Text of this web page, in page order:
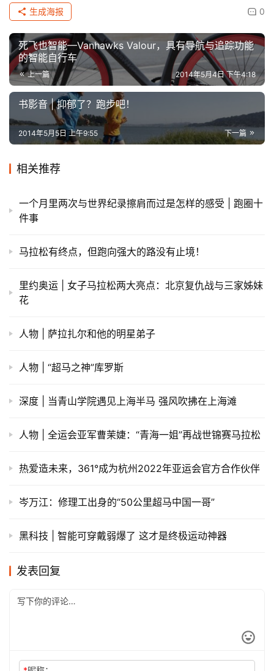
0
生成海报
死飞也智能—Vanhawks Valour，具有导航与追踪功能
的智能自行车
上一篇 2014年5月4日 下午4:18
书影音 | 抑郁了？跑步吧！
下一篇
2014年5月5日 上午9:55
相关推荐
一个月里两次与世界纪录擦肩而过是怎样的感受 | 跑圈十
件事
马拉松有终点，但跑向强大的路没有止境！
里约奥运 | 女子马拉松两大亮点：北京复仇战与三家姊妹
花
人物 | 萨拉扎尔和他的明星弟子
人物 | “超马之神”库罗斯
深度 | 当青山学院遇见上海半马 强风吹拂在上海滩
人物 | 全运会亚军曹茉婕：“青海一姐”再战世锦赛马拉松
热爱造未来，361°成为杭州2022年亚运会官方合作伙伴
岑万江：修理工出身的“50公里超马中国一哥”
黑科技 | 智能可穿戴弱爆了 这才是终极运动神器
发表回复